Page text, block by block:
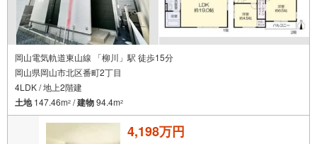
岡山電気軌道東山線 「柳川」駅 徒歩15分
岡山県岡山市北区番町2丁目
4LDK / 地上2階建
土地147.46m2 /建物94.4m2
4,198万円